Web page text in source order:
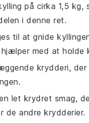
på cirka 1,5 kg,
i denne ret.
til at gnide
hjælper med at holde
krydderi,
let krydret smag,
de andre krydderier.